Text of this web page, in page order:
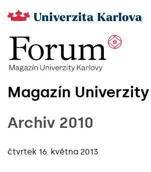
Magazín
Archiv 2010
čtvrtek 16. května 2013